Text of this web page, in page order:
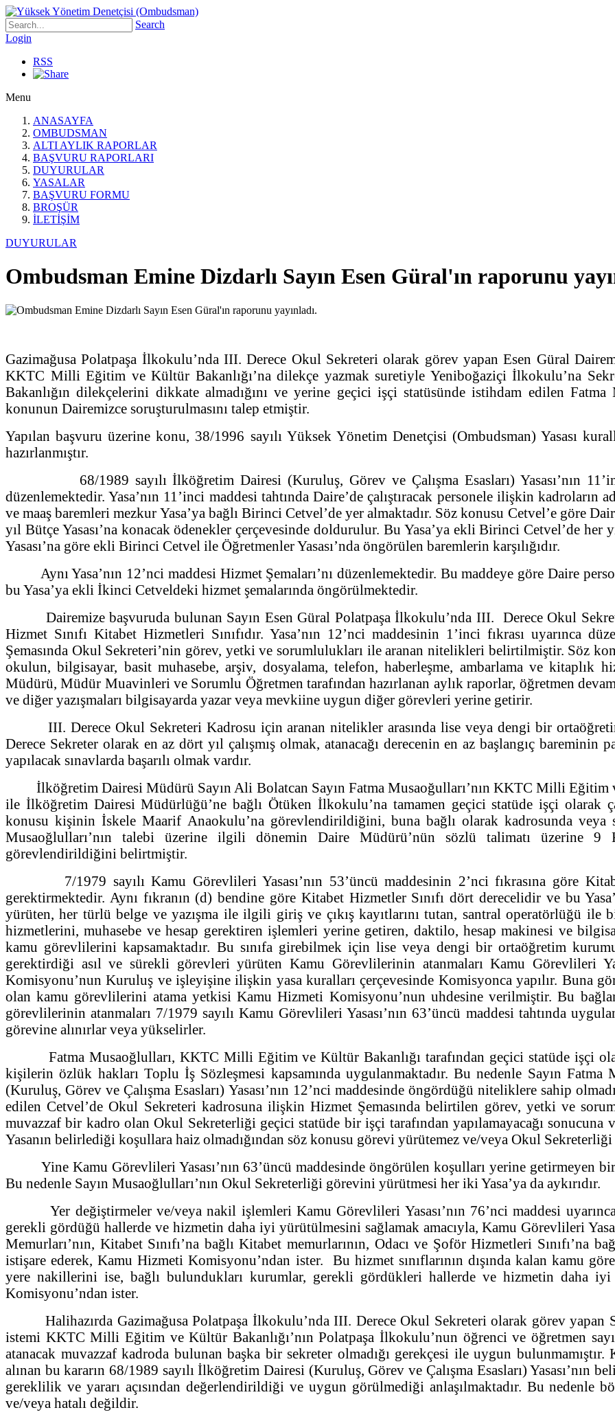
Search
Login
RSS
Menu
ANASAYFA
OMBUDSMAN
ALTI AYLIK RAPORLAR
BAŞVURU RAPORLARI
DUYURULAR
YASALAR
BAŞVURU FORMU
BROŞÜR
İLETİŞİM
DUYURULAR
Ombudsman Emine Dizdarlı Sayın Esen Güral'ın raporunu
Gazimağusa Polatpaşa İlkokulu’nda III. Derece Okul Sekreteri olarak görev yapan Esen Güral
KKTC Milli Eğitim ve Kültür Bakanlığı’na dilekçe yazmak suretiyle Yeniboğaziçi İlkokulu’na
Bakanlığın dilekçelerini dikkate almadığını ve yerine geçici işçi statüsünde istihdam edilen
konunun Dairemizce soruşturulmasını talep etmiştir.
Yapılan başvuru üzerine konu, 38/1996 sayılı Yüksek Yönetim Denetçisi (Ombudsman) Yasası
hazırlanmıştır.
68/1989 sayılı İlköğretim Dairesi (Kuruluş, Görev ve Çalışma Esasları) Yasası’nın
düzenlemektedir. Yasa’nın 11’inci maddesi tahtında Daire’de çalıştıracak personele ilişkin kadroların
ve maaş baremleri mezkur Yasa’ya bağlı Birinci Cetvel’de yer almaktadır. Söz konusu Cetvel’e göre
yıl Bütçe Yasası’na konacak ödenekler çerçevesinde doldurulur. Bu Yasa’ya ekli Birinci Cetvel’de
Yasası’na göre ekli Birinci Cetvel ile Öğretmenler Yasası’nda öngörülen baremlerin karşılığıdır.
Aynı Yasa’nın 12’nci maddesi Hizmet Şemaları’nı düzenlemektedir. Bu maddeye göre Daire
bu Yasa’ya ekli İkinci Cetveldeki hizmet şemalarında öngörülmektedir.
Dairemize başvuruda bulunan Sayın Esen Güral Polatpaşa İlkokulu’nda III. Derece Okul
Hizmet Sınıfı Kitabet Hizmetleri Sınıfıdır. Yasa’nın 12’nci maddesinin 1’inci fıkrası uyarınca
Şemasında Okul Sekreteri’nin görev, yetki ve sorumlulukları ile aranan nitelikleri belirtilmiştir. Söz
okulun, bilgisayar, basit muhasebe, arşiv, dosyalama, telefon, haberleşme, ambarlama ve
Müdürü, Müdür Muavinleri ve Sorumlu Öğretmen tarafından hazırlanan aylık raporlar, öğretmen
ve diğer yazışmaları bilgisayarda yazar veya mevkiine uygun diğer görevleri yerine getirir.
III. Derece Okul Sekreteri Kadrosu için aranan nitelikler arasında lise veya dengi bir
Derece Sekreter olarak en az dört yıl çalışmış olmak, atanacağı derecenin en az başlangıç bareminin
yapılacak sınavlarda başarılı olmak vardır.
İlköğretim Dairesi Müdürü Sayın Ali Bolatcan Sayın Fatma Musaoğulları’nın KKTC Milli Eğitim
ile İlköğretim Dairesi Müdürlüğü’ne bağlı Ötüken İlkokulu’na tamamen geçici statüde işçi olarak
konusu kişinin İskele Maarif Anaokulu’na görevlendirildiğini, buna bağlı olarak kadrosunda veya
Musaoğlulları’nın talebi üzerine ilgili dönemin Daire Müdürü’nün sözlü talimatı üzerine 9
görevlendirildiğini belirtmiştir.
7/1979 sayılı Kamu Görevlileri Yasası’nın 53’üncü maddesinin 2’nci fıkrasına göre
gerektirmektedir. Aynı fıkranın (d) bendine göre Kitabet Hizmetler Sınıfı dört derecelidir ve bu
yürüten, her türlü belge ve yazışma ile ilgili giriş ve çıkış kayıtlarını tutan, santral operatörlüğü
hizmetlerini, muhasebe ve hesap gerektiren işlemleri yerine getiren, daktilo, hesap makinesi ve
kamu görevlilerini kapsamaktadır. Bu sınıfa girebilmek için lise veya dengi bir ortaöğretim
gerektirdiği asıl ve sürekli görevleri yürüten Kamu Görevlilerinin atanmaları Kamu Görevlileri
Komisyonu’nun Kuruluş ve işleyişine ilişkin yasa kuralları çerçevesinde Komisyonca yapılır. Buna
olan kamu görevlilerini atama yetkisi Kamu Hizmeti Komisyonu’nun uhdesine verilmiştir. Bu
görevlilerinin atanmaları 7/1979 sayılı Kamu Görevlileri Yasası’nın 63’üncü maddesi tahtında
görevine alınırlar veya yükselirler.
Fatma Musaoğlulları, KKTC Milli Eğitim ve Kültür Bakanlığı tarafından geçici statüde işçi
kişilerin özlük hakları Toplu İş Sözleşmesi kapsamında uygulanmaktadır. Bu nedenle Sayın Fatma
(Kuruluş, Görev ve Çalışma Esasları) Yasası’nın 12’nci maddesinde öngördüğü niteliklere sahip
edilen Cetvel’de Okul Sekreteri kadrosuna ilişkin Hizmet Şemasında belirtilen görev, yetki ve
muvazzaf bir kadro olan Okul Sekreterliği geçici statüde bir işçi tarafından yapılamayacağı sonucuna
Yasanın belirlediği koşullara haiz olmadığından söz konusu görevi yürütemez ve/veya Okul
Yine Kamu Görevlileri Yasası’nın 63’üncü maddesinde öngörülen koşulları yerine getirmeyen bir
Bu nedenle Sayın Musaoğlulları’nın Okul Sekreterliği görevini yürütmesi her iki Yasa’ya da aykırıdır.
Yer değiştirmeler ve/veya nakil işlemleri Kamu Görevlileri Yasası’nın 76’nci maddesi uyarınca
gerekli gördüğü hallerde ve hizmetin daha iyi yürütülmesini sağlamak amacıyla, Kamu Görevlileri
Memurları’nın, Kitabet Sınıfı’na bağlı Kitabet memurlarının, Odacı ve Şoför Hizmetleri
istişare ederek, Kamu Hizmeti Komisyonu’ndan ister. Bu hizmet sınıflarının dışında kalan kamu
yere nakillerini ise, bağlı bulundukları kurumlar, gerekli gördükleri hallerde ve hizmetin daha iyi
Komisyonu’ndan ister.
Halihazırda Gazimağusa Polatpaşa İlkokulu’nda III. Derece Okul Sekreteri olarak görev yapan
istemi KKTC Milli Eğitim ve Kültür Bakanlığı’nın Polatpaşa İlkokulu’nun öğrenci ve öğretmen
atanacak muvazzaf kadroda bulunan başka bir sekreter olmadığı gerekçesi ile uygun
alınan bu kararın 68/1989 sayılı İlköğretim Dairesi (Kuruluş, Görev ve Çalışma Esasları) Yasası’nın
gereklilik ve yararı açısından değerlendirildiği ve uygun görülmediği anlaşılmaktadır. Bu nedenle
ve/veya hatalı değildir.